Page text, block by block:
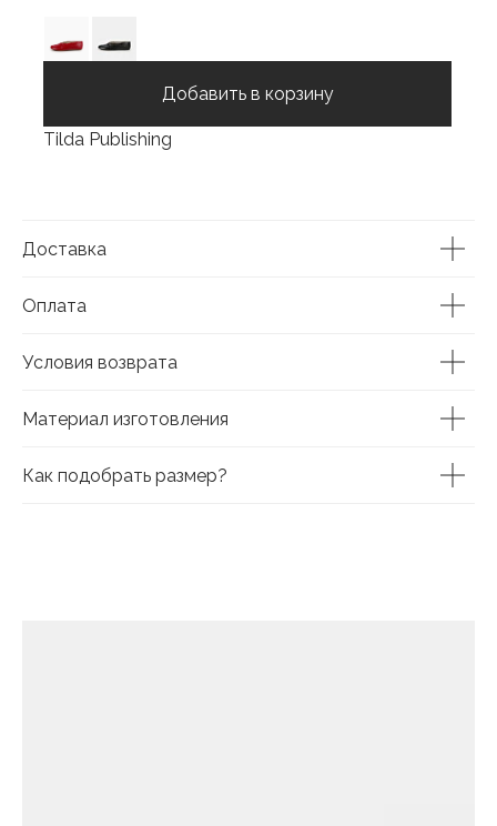
Добавить в корзину
Tilda Publishing
Доставка
Оплата
Условия возврата
Материал изготовления
Как подобрать размер?